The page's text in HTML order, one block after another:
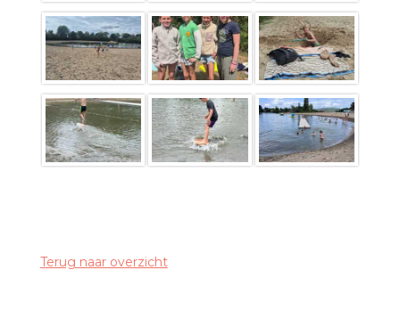
Terug naar overzicht